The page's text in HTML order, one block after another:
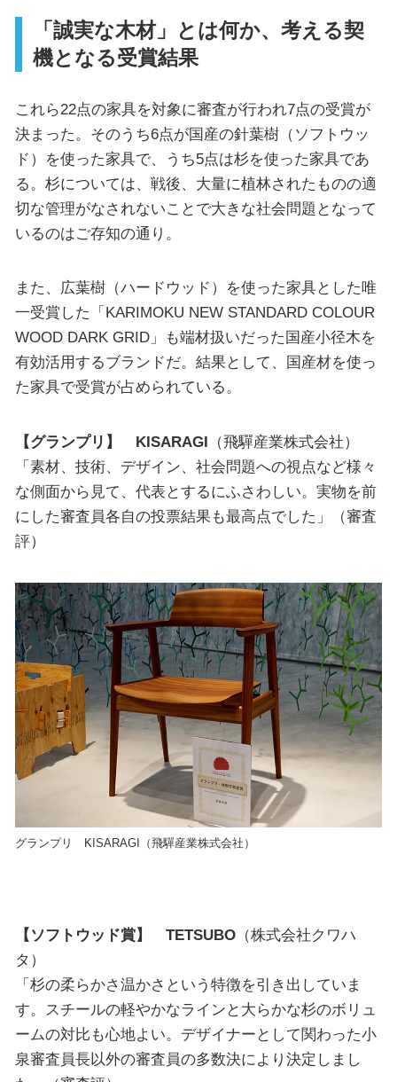
「誠実な木材」とは何か、考える契
機となる受賞結果
これら22点の家具を対象に審査が行われ7点の受賞が
決まった。そのうち6点が国産の針葉樹（ソフトウッ
ド）を使った家具で、うち5点は杉を使った家具であ
る。杉については、戦後、大量に植林されたものの適
切な管理がなされないことで大きな社会問題となって
いるのはご存知の通り。
また、広葉樹（ハードウッド）を使った家具とした唯
一受賞した「KARIMOKU NEW STANDARD COLOUR
WOOD DARK GRID」も端材扱いだった国産小径木を
有効活用するブランドだ。結果として、国産材を使っ
た家具で受賞が占められている。
【グランプリ】 KISARAGI （飛驒産業株式会社）
「素材、技術、デザイン、社会問題への視点など様々
な側面から見て、代表とするにふさわしい。実物を前
にした審査員各自の投票結果も最高点でした」（審査
評）
グランプリ KISARAGI（飛驒産業株式会社）
【ソフトウッド賞】 TETSUBO（株式会社クワハ
タ）
「杉の柔らかさ温かさという特徴を引き出していま
す。スチールの軽やかなラインと大らかな杉のボリュ
ームの対比も心地よい。デザイナーとして関わった小
泉審査員長以外の審査員の多数決により決定しまし